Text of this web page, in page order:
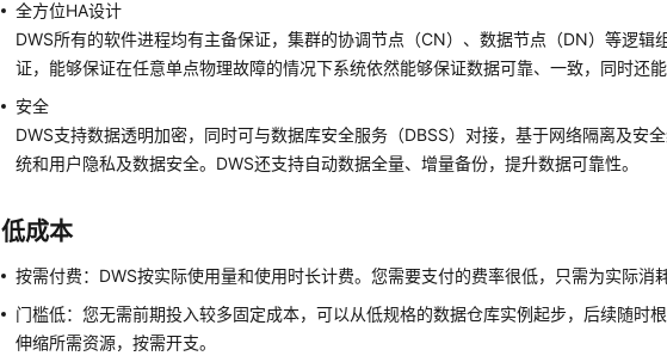
全方位HA设计
DWS所有的软件进程均有主备保证，集群的协调节点（CN）、数据节点（DN）等逻辑
证，能够保证在任意单点物理故障的情况下系统依然能够保证数据可靠、一致，同时还能
安全
DWS支持数据透明加密，同时可与数据库安全服务（DBSS）对接，基于网络隔离及安
统和用户隐私及数据安全。DWS还支持自动数据全量、增量备份，提升数据可靠性。
低成本
按需付费：DWS按实际使用量和使用时长计费。您需要支付的费率很低，只需为实际消
门槛低：您无需前期投入较多固定成本，可以从低规格的数据仓库实例起步，后续随时
伸缩所需资源，按需开支。